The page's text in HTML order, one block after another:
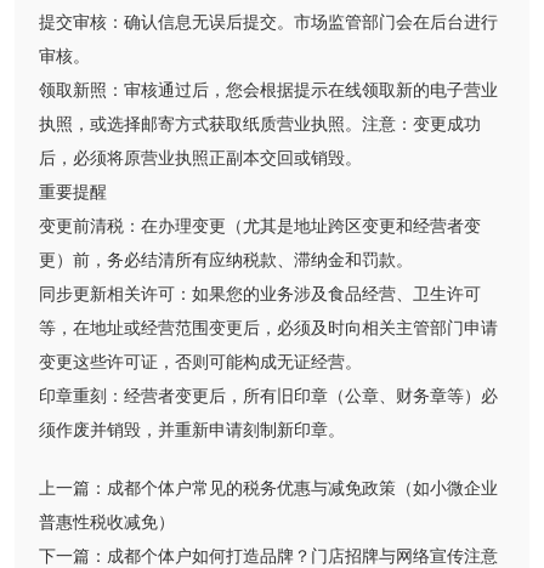
提交审核：确认信息无误后提交。市场监管部门会在后台进行
审核。
领取新照：审核通过后，您会根据提示在线领取新的电子营业
执照，或选择邮寄方式获取纸质营业执照。注意：变更成功
后，必须将原营业执照正副本交回或销毁。
重要提醒
变更前清税：在办理变更（尤其是地址跨区变更和经营者变
更）前，务必结清所有应纳税款、滞纳金和罚款。
同步更新相关许可：如果您的业务涉及食品经营、卫生许可
等，在地址或经营范围变更后，必须及时向相关主管部门申请
变更这些许可证，否则可能构成无证经营。
印章重刻：经营者变更后，所有旧印章（公章、财务章等）必
须作废并销毁，并重新申请刻制新印章。
上一篇： 成都个体户常见的税务优惠与减免政策（如小微企业
普惠性税收减免）​
下一篇： 成都个体户如何打造品牌？门店招牌与网络宣传注意